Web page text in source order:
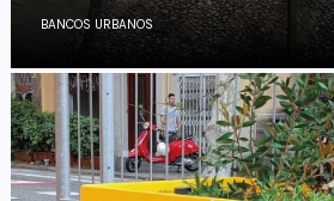
BANCOS URBANOS